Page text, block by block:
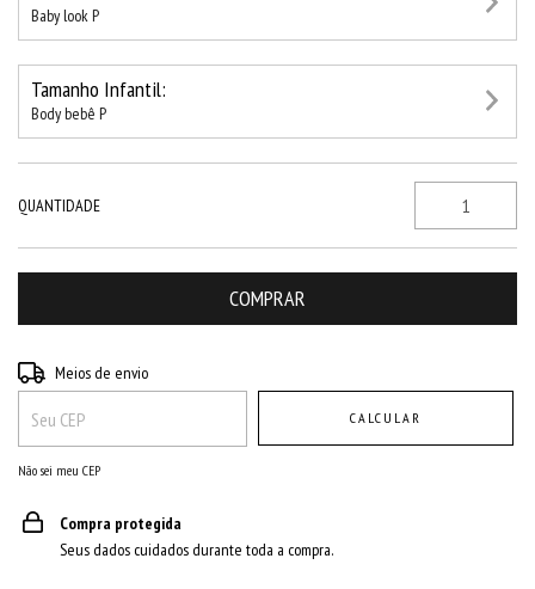
Baby look P
Tamanho Infantil:
Body bebê P
QUANTIDADE
Entregas para o CEP:
Meios de envio
CALCULAR
Não sei meu CEP
Compra protegida
Seus dados cuidados durante toda a compra.